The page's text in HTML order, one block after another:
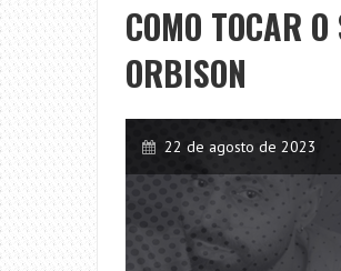
COMO TOCAR
ORBISON
22 de agosto de 2023